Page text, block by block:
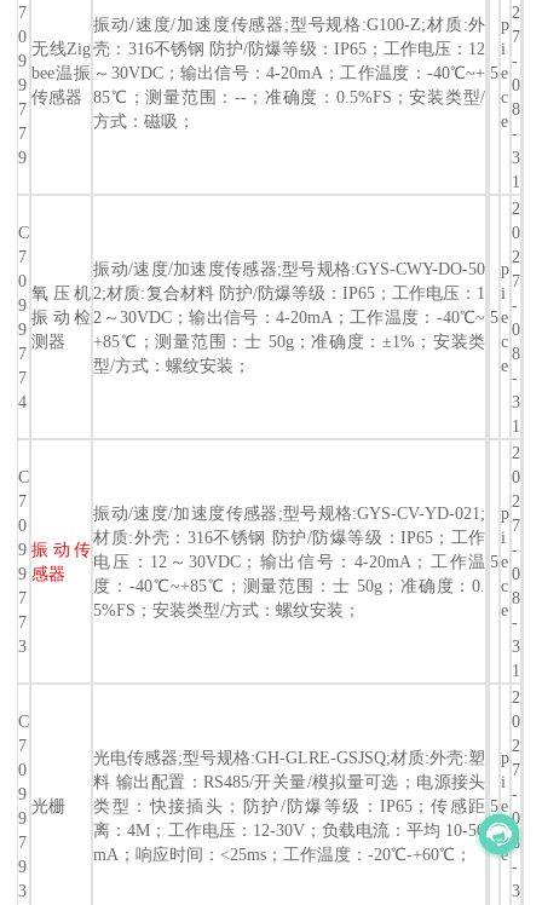
7
0
9
9
7
7
9
无线Zig
bee温振
传感器
振动/速度/加速度传感器;型号规格:G100-Z;材质:外
壳：316不锈钢 防护/防爆等级：IP65；工作电压：12
～30VDC；输出信号：4-20mA；工作温度：-40℃~+
85℃；测量范围：--；准确度：0.5%FS；安装类型/
方式：磁吸；
5
p
i
e
c
e
2
7
-
0
8
-
3
1
C
7
0
9
9
7
7
4
氧压机
振动检
测器
振动/速度/加速度传感器;型号规格:GYS-CWY-DO-50
2;材质:复合材料 防护/防爆等级：IP65；工作电压：1
2～30VDC；输出信号：4-20mA；工作温度：-40℃~
+85℃；测量范围：士 50g；准确度：±1%；安装类
型/方式：螺纹安装；
5
p
i
e
c
e
2
0
2
7
-
0
8
-
3
1
C
7
0
9
9
7
7
3
振动传
感器
振动/速度/加速度传感器;型号规格:GYS-CV-YD-021;
材质:外壳：316不锈钢 防护/防爆等级：IP65；工作
电压：12～30VDC；输出信号：4-20mA；工作温
度：-40℃~+85℃；测量范围：士 50g；准确度：0.
5%FS；安装类型/方式：螺纹安装；
5
p
i
e
c
e
2
0
2
7
-
0
8
-
3
1
C
7
0
9
9
7
9
3
光栅
光电传感器;型号规格:GH-GLRE-GSJSQ;材质:外壳:塑
料 输出配置：RS485/开关量/模拟量可选；电源接头
类型：快接插头；防护/防爆等级：IP65；传感距
离：4M；工作电压：12-30V；负载电流：平均 10-50
mA；响应时间：<25ms；工作温度：-20℃-+60℃；
5
p
i
e
c
e
2
0
2
7
-
0
8
-
3